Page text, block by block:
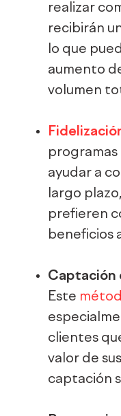
realizar
recibirán
lo que
aumento
volumen
programas
ayudar a
largo
prefieren
beneficios
Captación
Este
clientes
valor de
captación